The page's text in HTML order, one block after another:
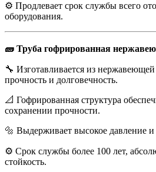
⚙️ Продлевает срок службы всего
оборудования.
🧱 Труба гофрированная
🔧 Изготавливается из
прочность и долговечность.
📐 Гофрированная структура
сохранении прочности.
🔩 Выдерживает высокое давление и
⚙️ Срок службы более 100 лет,
стойкость.